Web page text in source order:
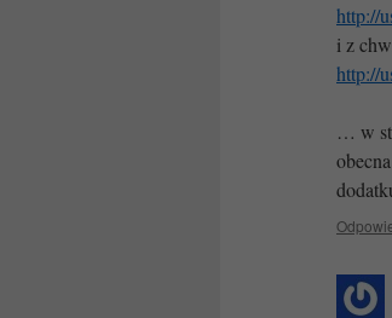
http://
i z
http://
… w